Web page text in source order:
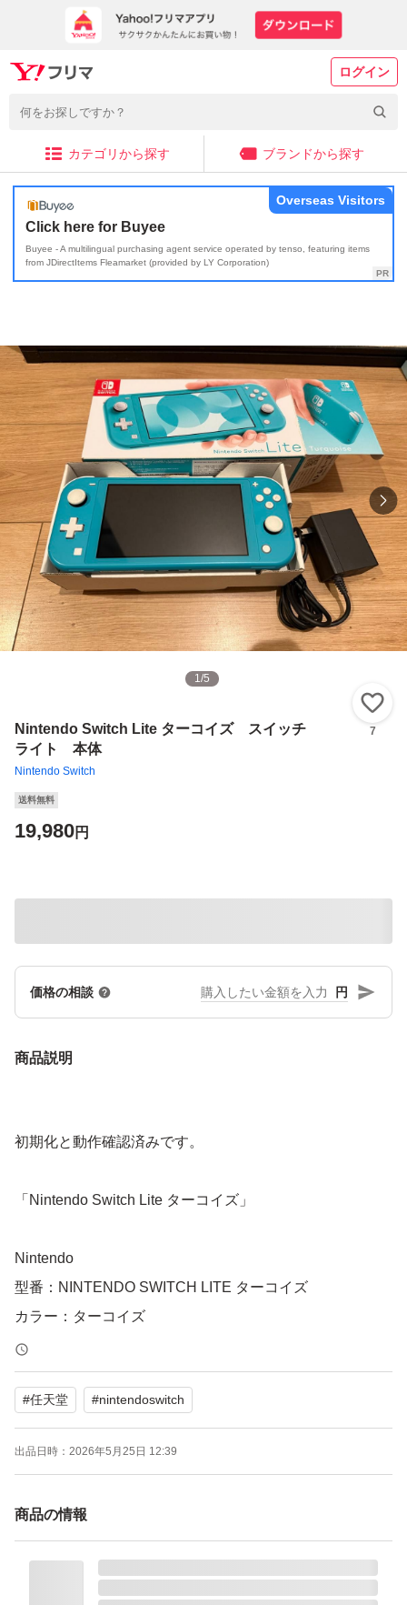
ログイン
カテゴリから探す ブランドから探す
Click here for Buyee
Buyee - A multilingual purchasing agent service operated by tenso, featuring items
from JDirectItems Fleamarket (provided by LY Corporation)
Overseas Visitors
1/5
Nintendo Switch Lite ターコイズ スイッチ
ライト 本体
Nintendo Switch
7
送料無料
19,980円
価格の相談 円
商品説明
初期化と動作確認済みです。
「Nintendo Switch Lite ターコイズ」
Nintendo
型番：NINTENDO SWITCH LITE ターコイズ
カラー：ターコイズ
「Nintendo Switch Lite」は、「Nintendo Switch」の新し
い仲間で、コントローラーを本体と一体化させることで、
小さく、軽く、持ち運びやすくなった、携帯専用のゲーム
機です。携帯専用なので、テレビに画面を出力して遊ぶこ
#エンタメ/ホビー
#任天堂 #nintendoswitch
出品日時： 2026年5月25日 12:39
商品の情報